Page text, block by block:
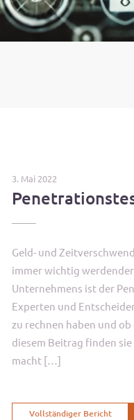
3. Mai 2022
Geld- und
immer wichtig
Unternehmens ist der
Experten und
zu rechnen haben und
diesem Beitrag finden
macht […]
Vollständiger Bericht